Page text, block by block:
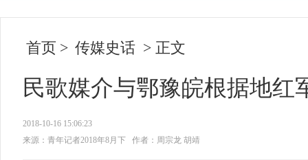
首页 > 传媒史话 > 正文
民歌媒介与鄂豫皖根据地红
2018-10-16 15:06:23
来源：青年记者2018年8月下
作者：周宗龙 胡靖